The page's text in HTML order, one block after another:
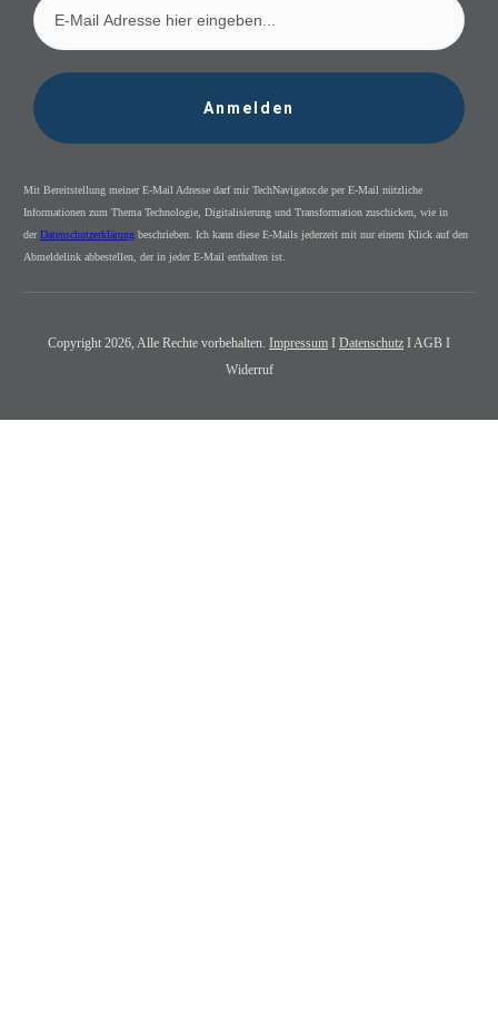
Anmelden
Mit Bereitstellung meiner E-Mail Adresse darf mir TechNavigator.de per E-Mail nützliche
Informationen zum Thema Technologie, Digitalisierung und Transformation zuschicken, wie in
derDatenschutzerklärung beschrieben. Ich kann diese E-Mails jederzeit mit nur einem Klick auf den
Abmeldelink abbestellen, der in jeder E-Mail enthalten ist.
Copyright 2026, Alle Rechte vorbehalten. Impressum I Datenschutz I AGB I
Widerruf